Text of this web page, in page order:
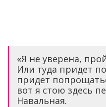
«Я не уверена,
Или туда придет
придет
вот я стою здесь
Навальная.